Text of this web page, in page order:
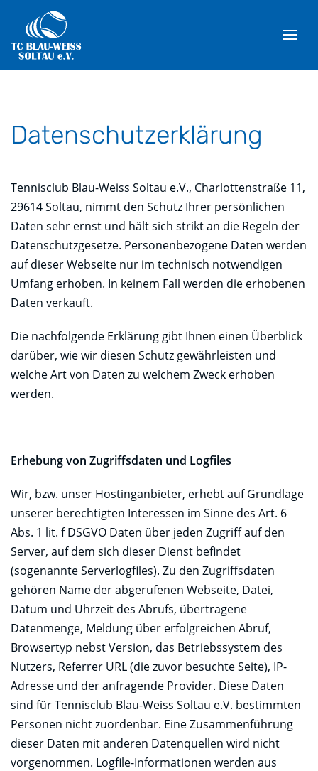
Datenschutzerklärung
Tennisclub Blau-Weiss Soltau e.V., Charlottenstraße 11,
29614 Soltau, nimmt den Schutz Ihrer persönlichen
Daten sehr ernst und hält sich strikt an die Regeln der
Datenschutzgesetze. Personenbezogene Daten werden
auf dieser Webseite nur im technisch notwendigen
Umfang erhoben. In keinem Fall werden die erhobenen
Daten verkauft.
Die nachfolgende Erklärung gibt Ihnen einen Überblick
darüber, wie wir diesen Schutz gewährleisten und
welche Art von Daten zu welchem Zweck erhoben
werden.
Erhebung von Zugriffsdaten und Logfiles
Wir, bzw. unser Hostinganbieter, erhebt auf Grundlage
unserer berechtigten Interessen im Sinne des Art. 6
Abs. 1 lit. f DSGVO Daten über jeden Zugriff auf den
Server, auf dem sich dieser Dienst befindet
(sogenannte Serverlogfiles). Zu den Zugriffsdaten
gehören Name der abgerufenen Webseite, Datei,
Datum und Uhrzeit des Abrufs, übertragene
Datenmenge, Meldung über erfolgreichen Abruf,
Browsertyp nebst Version, das Betriebssystem des
Nutzers, Referrer URL (die zuvor besuchte Seite), IP-
Adresse und der anfragende Provider. Diese Daten
sind für Tennisclub Blau-Weiss Soltau e.V. bestimmten
Personen nicht zuordenbar. Eine Zusammenführung
dieser Daten mit anderen Datenquellen wird nicht
vorgenommen. Logfile-Informationen werden aus